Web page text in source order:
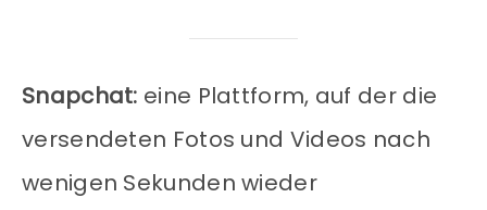
Snapchat: eine Plattform, auf der die
versendeten Fotos und Videos nach
wenigen Sekunden wieder